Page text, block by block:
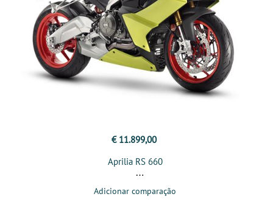
€ 11.899,00
Aprilia RS 660
Adicionar comparação